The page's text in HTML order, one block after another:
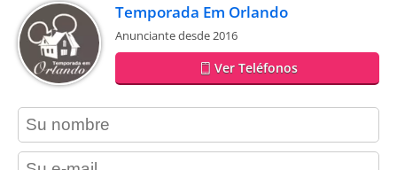
Temporada Em Orlando
Anunciante desde 2016
Ver Teléfonos
contact_name
contact_email